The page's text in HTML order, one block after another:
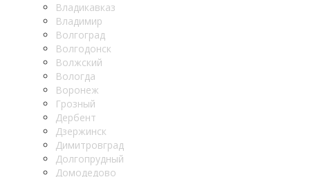
Владикавказ
Владимир
Волгоград
Волгодонск
Волжский
Вологда
Воронеж
Грозный
Дербент
Дзержинск
Димитровград
Долгопрудный
Домодедово